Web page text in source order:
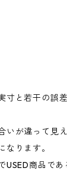
と若干の誤
が違って見え
ります。
USED商品で